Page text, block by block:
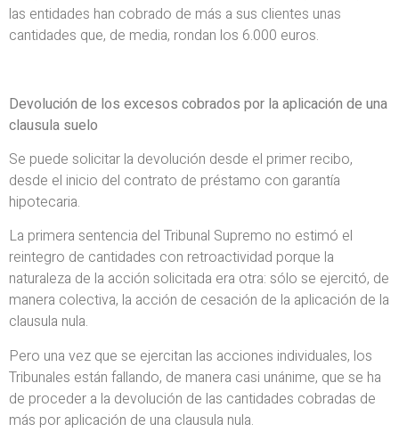
las entidades han cobrado de más a sus clientes unas
cantidades que, de media, rondan los 6.000 euros.
Devolución de los excesos cobrados por la aplicación de una
clausula suelo
Se puede solicitar la devolución desde el primer recibo,
desde el inicio del contrato de préstamo con garantía
hipotecaria.
La primera sentencia del Tribunal Supremo no estimó el
reintegro de cantidades con retroactividad porque la
naturaleza de la acción solicitada era otra: sólo se ejercitó, de
manera colectiva, la acción de cesación de la aplicación de la
clausula nula.
Pero una vez que se ejercitan las acciones individuales, los
Tribunales están fallando, de manera casi unánime, que se ha
de proceder a la devolución de las cantidades cobradas de
más por aplicación de una clausula nula.